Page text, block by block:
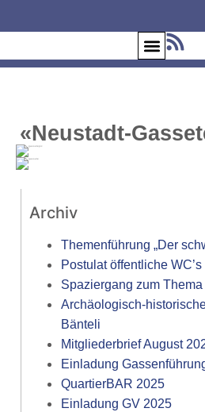
«Neustadt-
Archiv
Themenführung „Der
Postulat öffentliche WC’s
Spaziergang zum
Archäologisch-
Bänteli
Mitgliederbrief August
Einladung
QuartierBAR 2025
Einladung GV 2025